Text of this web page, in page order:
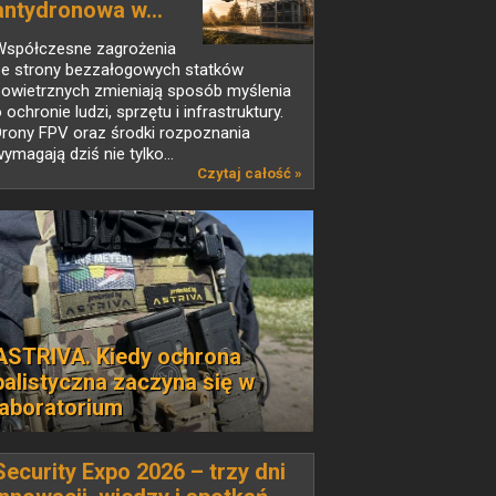
w...
zagrożenia
strony bezzałogowych statków
zmieniają sposób myślenia
ochronie ludzi, sprzętu i infrastruktury.
FPV oraz środki rozpoznania
dziś nie tylko...
Czytaj całość »
Kiedy ochrona
zaczyna się w
Expo 2026 – trzy dni